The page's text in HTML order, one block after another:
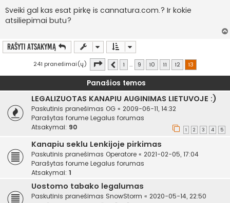
a
n
d
t
i
n
Sveiki gal kas esat pirkę is cannatura.com.? Ir kokie
atsiliepimai butu?
Rašyti atsakymą
241 pranešimai(ų) Puslapis iš
Ankstesnis
1 … 9 10 11 12 13
Panašios temos
LEGALIZUOTAS KANAPIU AUGINIMAS LIETUVOJE :)
Paskutinis pranešimas OG « 2009-06-11, 14:32
Parašytas forume Legalus forumas
Atsakymai: 90 1 2 3 4 5
Kanapiu seklu Lenkijoje pirkimas
Paskutinis pranešimas Operatore « 2021-02-05, 17:04
Parašytas forume Legalus forumas
Atsakymai: 1
Uostomo tabako legalumas
Paskutinis pranešimas SnowStorm « 2020-05-14, 22:50